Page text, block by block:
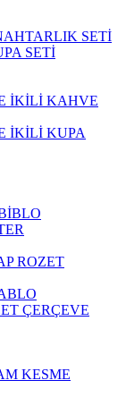
SETİ
SETİ
İKİLİ KAHVE
İKİLİ KUPA
ROZET
ÇERÇEVE
KESME